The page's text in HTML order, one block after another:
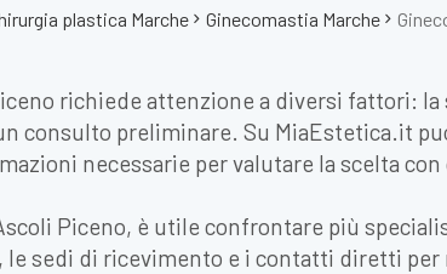
plastica Marche Ginecomastia Marche
richiede attenzione a diversi fattori:
consulto preliminare. Su MiaEstetica.it
necessarie per valutare la scelta con
Piceno, è utile confrontare più
sedi di ricevimento e i contatti diretti